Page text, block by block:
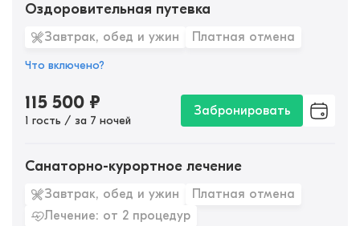
Оздоровительная путевка
Завтрак, обед и ужин Платная отмена
Что включено?
115 500 ₽
1 гость / за 7 ночей
Забронировать
Санаторно-курортное лечение
Завтрак, обед и ужин
Платная отмена
Лечение: от 2 процедур